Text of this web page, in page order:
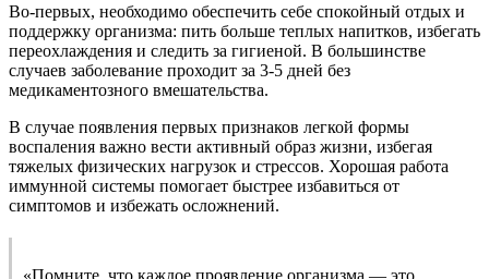
Во-первых, необходимо обеспечить себе спокойный отдых и
поддержку организма: пить больше теплых напитков, избегать
переохлаждения и следить за гигиеной. В большинстве
случаев заболевание проходит за 3-5 дней без
медикаментозного вмешательства.
В случае появления первых признаков легкой формы
воспаления важно вести активный образ жизни, избегая
тяжелых физических нагрузок и стрессов. Хорошая работа
иммунной системы помогает быстрее избавиться от
симптомов и избежать осложнений.
«Помните, что каждое проявление организма — это